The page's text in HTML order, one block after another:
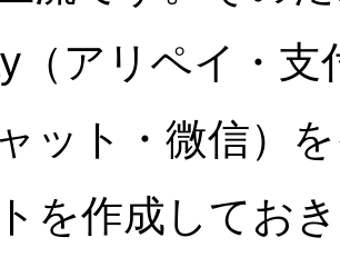
（アリペイ・支
ット・微信）
を作成してお